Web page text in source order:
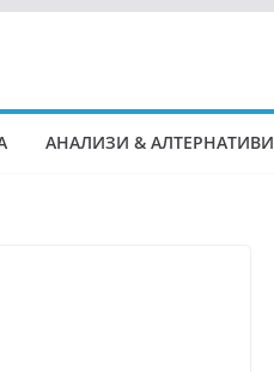
АНАЛИЗИ & АЛТЕРНАТИВИ